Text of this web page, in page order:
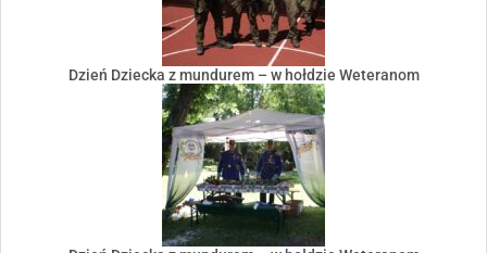
Dzień Dziecka z mundurem – w hołdzie Weteranom